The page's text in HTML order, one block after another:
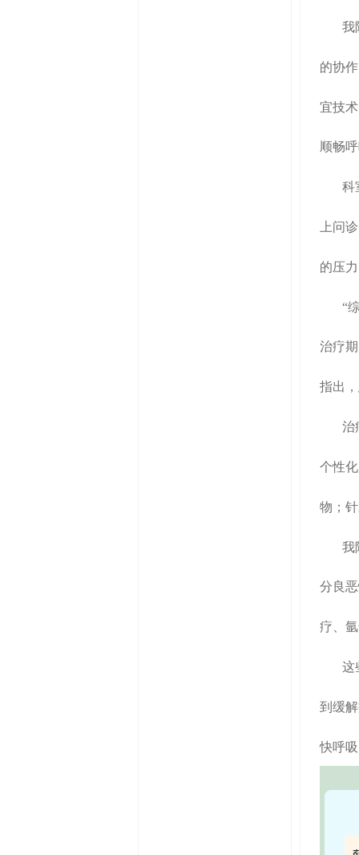
我
的协
宜技
顺畅
科
上问
的压
“
治疗
指出
治
个性
物；
我
分良
疗、
这
到缓
快呼